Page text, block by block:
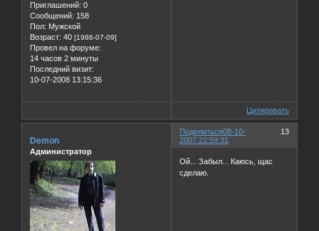
Приглашений: 0
Сообщений: 158
Пол: Мужской
Возраст: 40 [1986-07-09]
Провел на форуме:
14 часов 2 минуты
Последний визит:
10-07-2008 13:15:36
Цитировать
Поделиться 13
08-10-
2007 22:59:31
Demon
Администратор
Ой... Забыл... Каюсь, щас
сделаю.